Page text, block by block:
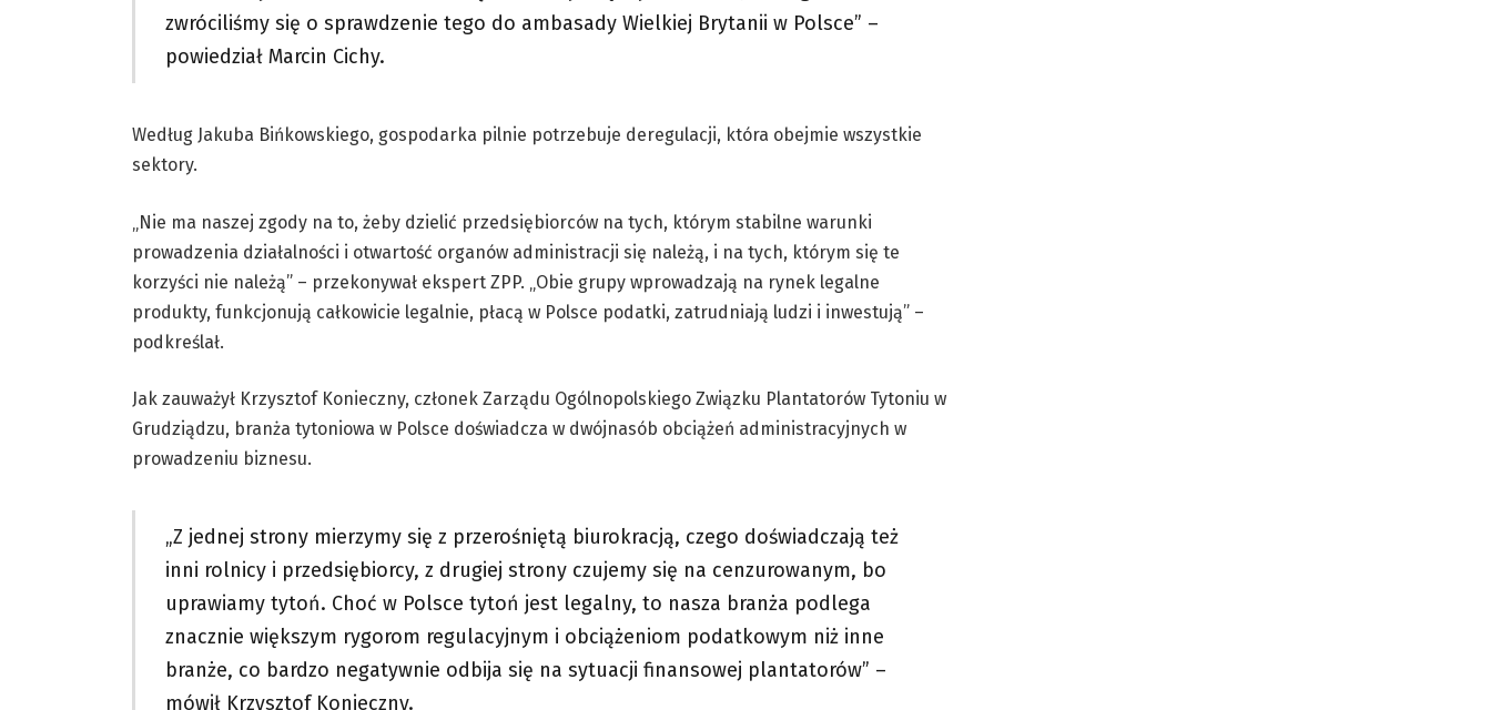
zwróciliśmy się o sprawdzenie tego do ambasady Wielkiej Brytanii w Polsce” –
powiedział Marcin Cichy.
Według Jakuba Bińkowskiego, gospodarka pilnie potrzebuje deregulacji, która obejmie wszystkie
sektory.
„Nie ma naszej zgody na to, żeby dzielić przedsiębiorców na tych, którym stabilne warunki
prowadzenia działalności i otwartość organów administracji się należą, i na tych, którym się te
korzyści nie należą” – przekonywał ekspert ZPP. „Obie grupy wprowadzają na rynek legalne
produkty, funkcjonują całkowicie legalnie, płacą w Polsce podatki, zatrudniają ludzi i inwestują” –
podkreślał.
Jak zauważył Krzysztof Konieczny, członek Zarządu Ogólnopolskiego Związku Plantatorów Tytoniu w
Grudziądzu, branża tytoniowa w Polsce doświadcza w dwójnasób obciążeń administracyjnych w
prowadzeniu biznesu.
„Z jednej strony mierzymy się z przerośniętą biurokracją, czego doświadczają też
inni rolnicy i przedsiębiorcy, z drugiej strony czujemy się na cenzurowanym, bo
uprawiamy tytoń. Choć w Polsce tytoń jest legalny, to nasza branża podlega
znacznie większym rygorom regulacyjnym i obciążeniom podatkowym niż inne
branże, co bardzo negatywnie odbija się na sytuacji finansowej plantatorów” –
mówił Krzysztof Konieczny.